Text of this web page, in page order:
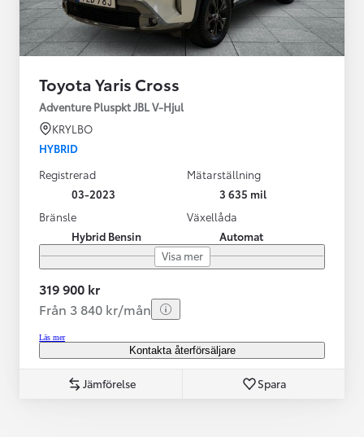
Toyota Yaris Cross
Adventure Pluspkt JBL V-Hjul
KRYLBO
HYBRID
Registrerad
03-2023
Mätarställning
3 635 mil
Bränsle
Hybrid Bensin
Växellåda
Automat
Visa mer
319 900 kr
Från 3 840 kr/mån
Läs mer
Kontakta återförsäljare
Jämförelse Spara